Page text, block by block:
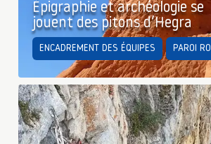
Épigraphie et archéologie se
jouent des pitons d’Hegra
ENCADREMENT DES ÉQUIPES PAROI